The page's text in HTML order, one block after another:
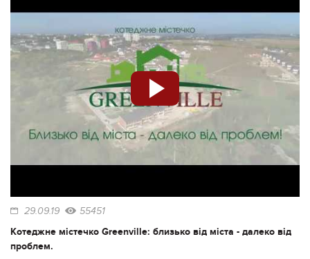
29.09.19 55451
Котеджне містечко Greenville: близько від міста - далеко від
проблем.